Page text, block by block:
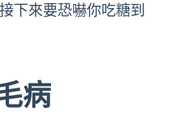
下來要恐嚇你吃糖到
病